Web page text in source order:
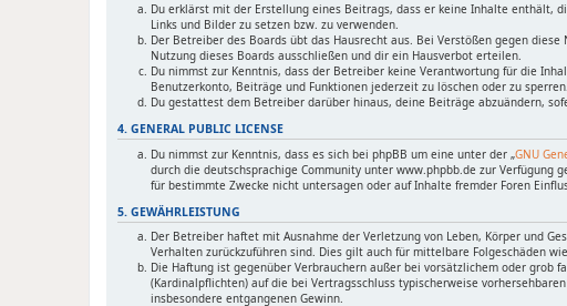
Du erklärst mit der Erstellung eines Beitrags, dass er keine Inhalte enthält,
Links und Bilder zu setzen bzw. zu verwenden.
Der Betreiber des Boards übt das Hausrecht aus. Bei Verstößen gegen
Nutzung dieses Boards ausschließen und dir ein Hausverbot erteilen.
Du nimmst zur Kenntnis, dass der Betreiber keine Verantwortung für die
Benutzerkonto, Beiträge und Funktionen jederzeit zu löschen oder zu sperren.
Du gestattest dem Betreiber darüber hinaus, deine Beiträge abzuändern,
4. GENERAL PUBLIC LICENSE
Du nimmst zur Kenntnis, dass es sich bei phpBB um eine unter der „GNU
durch die deutschsprachige Community unter www.phpbb.de zur Verfügung
für bestimmte Zwecke nicht untersagen oder auf Inhalte fremder Foren
5. GEWÄHRLEISTUNG
Der Betreiber haftet mit Ausnahme der Verletzung von Leben, Körper und
Verhalten zurückzuführen sind. Dies gilt auch für mittelbare Folgeschäden
Die Haftung ist gegenüber Verbrauchern außer bei vorsätzlichem oder grob
(Kardinalpflichten) auf die bei Vertragsschluss typischerweise
insbesondere entgangenen Gewinn.